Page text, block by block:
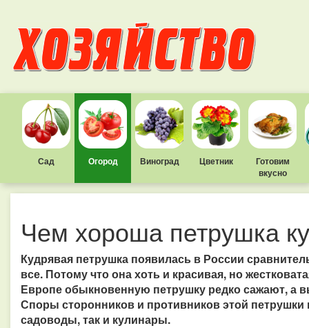
Сад Огород Виноград Цветник
Готовим
вкусно
Чем хороша петрушка
Кудрявая петрушка появилась в России
все. Потому что она хоть и красивая, но
Европе обыкновенную петрушку редко сажают, а
Споры сторонников и противников этой петрушки
садоводы, так и кулинары.